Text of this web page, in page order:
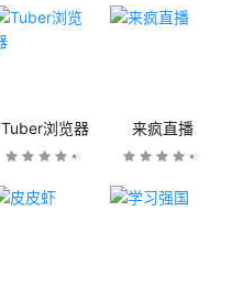
Tuber浏览器 来疯直播